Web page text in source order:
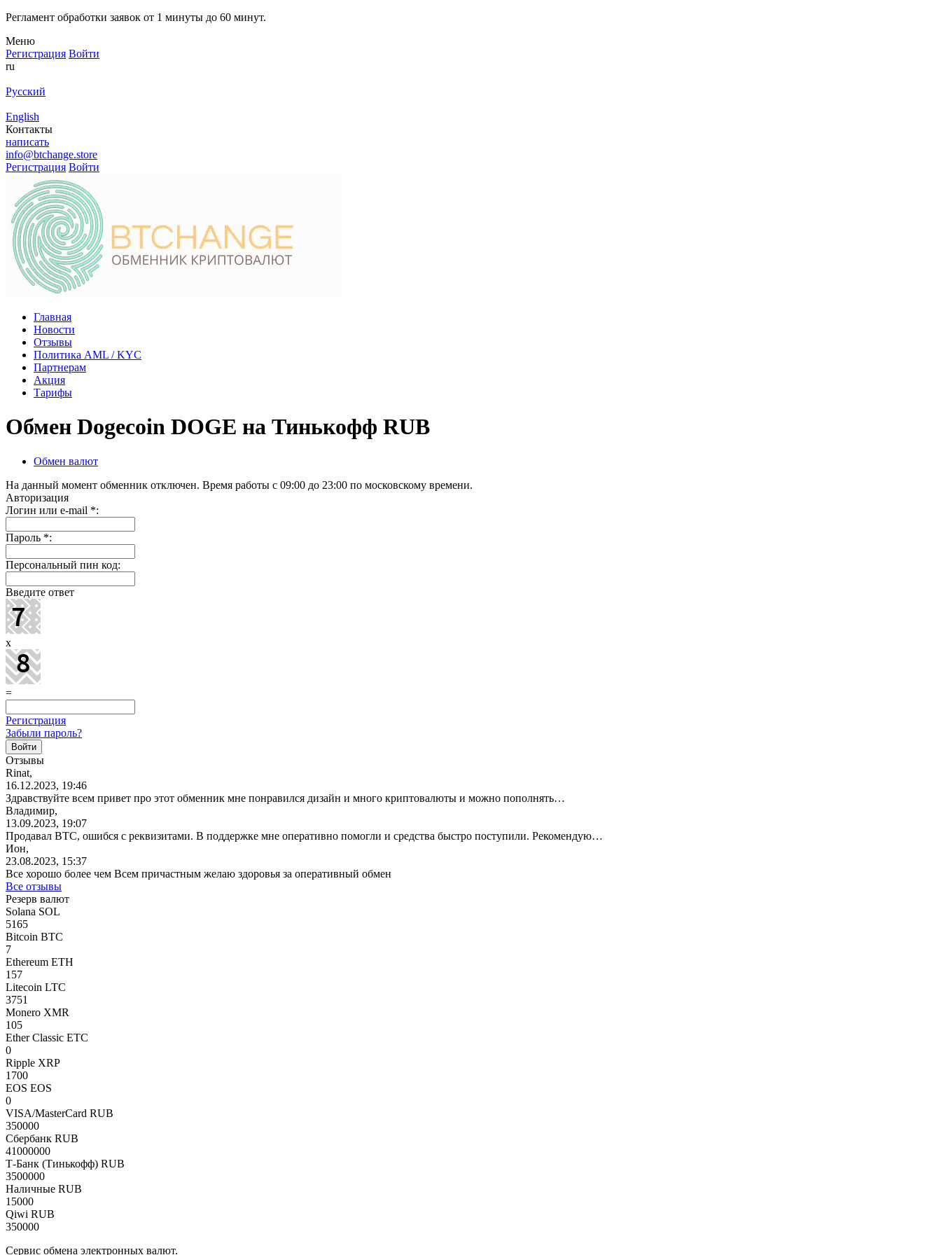
Регламент обработки заявок от 1 минуты до 60 минут.
Меню
Регистрация Войти
ru
Русский
English
Контакты
написать
info@btchange.store
Регистрация Войти
Главная
Новости
Отзывы
Политика AML / KYC
Партнерам
Акция
Тарифы
Обмен Dogecoin DOGE на Тинькофф RUB
Обмен валют
На данный момент обменник отключен. Время работы с 09:00 до 23:00 по московскому времени.
Авторизация
Логин или e-mail *:
Пароль *:
Персональный пин код:
Введите ответ
x
=
Регистрация
Забыли пароль?
Отзывы
Rinat,
16.12.2023, 19:46
Здравствуйте всем привет про этот обменник мне понравился дизайн и много криптовалюты и можно пополнять…
Владимир,
13.09.2023, 19:07
Продавал BTC, ошибся с реквизитами. В поддержке мне оперативно помогли и средства быстро поступили. Рекомендую…
Ион,
23.08.2023, 15:37
Все хорошо более чем Всем причастным желаю здоровья за оперативный обмен
Все отзывы
Резерв валют
Solana SOL
5165
Bitcoin BTC
7
Ethereum ETH
157
Litecoin LTC
3751
Monero XMR
105
Ether Classic ETC
0
Ripple XRP
1700
EOS EOS
0
VISA/MasterCard RUB
350000
Сбербанк RUB
41000000
Т-Банк (Тинькофф) RUB
3500000
Наличные RUB
15000
Qiwi RUB
350000
Сервис обмена электронных валют.